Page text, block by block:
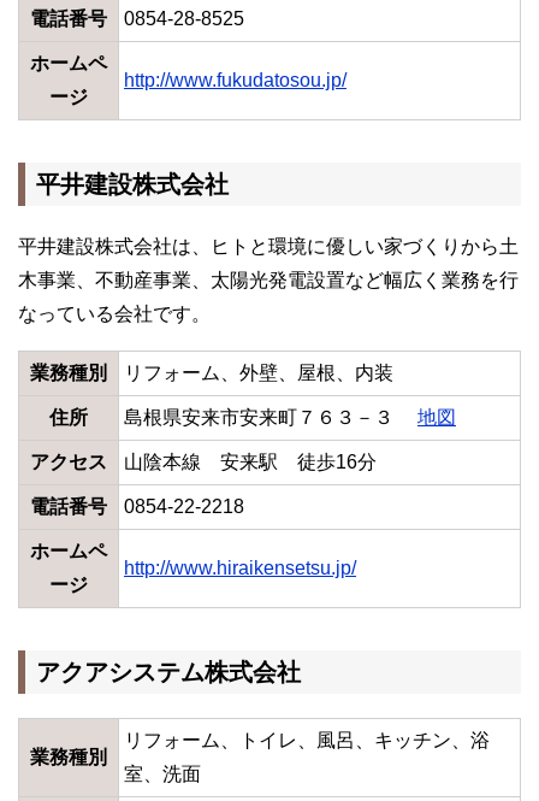
電話番号 0854-28-8525
ホームペ
ージ
http://www.fukudatosou.jp/
平井建設株式会社
平井建設株式会社は、ヒトと環境に優しい家づくりから土
木事業、不動産事業、太陽光発電設置など幅広く業務を行
なっている会社です。
業務種別 リフォーム、外壁、屋根、内装
住所 島根県安来市安来町７６３－３ 地図
アクセス 山陰本線 安来駅 徒歩16分
電話番号 0854-22-2218
ホームペ
ージ
http://www.hiraikensetsu.jp/
アクアシステム株式会社
業務種別
リフォーム、トイレ、風呂、キッチン、浴
室、洗面